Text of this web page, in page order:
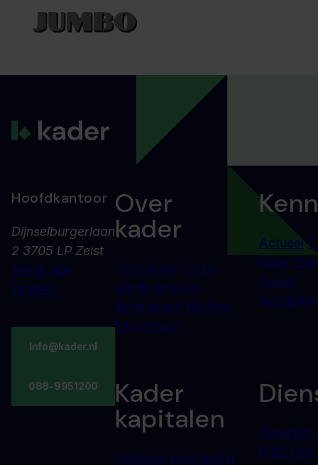
Hoofdkantoor
Dijnselburgerlaan
2 3705 LP Zeist
Bekijk alle
locaties
Info@kader.nl
088-9951200
Over
kader
Over kader Onze
certificeringen
Kennisbank Werken
bij Contact
Actueel
kader
Cases
Kader
kapitalen
Medewerkerswelzijn
RI&E ESG